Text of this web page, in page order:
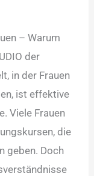
– Warum
der
in der Frauen
ist effektive
Viele Frauen
die
geben. Doch